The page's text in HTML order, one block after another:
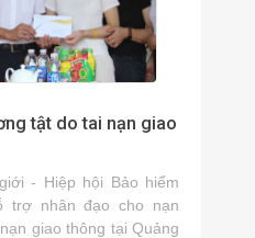
tật do tai nạn giao
- Hiệp hội Bảo hiểm
trợ nhân đạo cho nạn
giao thông tại Quảng